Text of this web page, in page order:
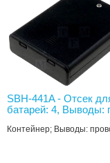
SBH-441A - Отсек
батарей: 4, Выводы:
Контейнер; Выводы: